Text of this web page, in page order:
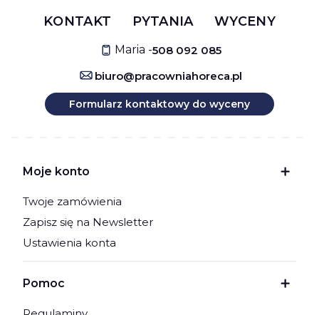
KONTAKT PYTANIA WYCENY
Maria -508 092 085
biuro@pracowniahoreca.pl
Formularz kontaktowy do wyceny
Moje konto
Twoje zamówienia
Zapisz się na Newsletter
Ustawienia konta
Pomoc